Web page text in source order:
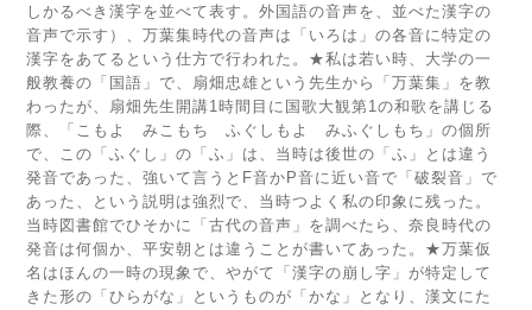
しかるべき漢字を並べて表す。外国語の音声を、並べた漢字の
音声で示す）、万葉集時代の音声は「いろは」の各音に特定の
漢字をあてるという仕方で行われた。★私は若い時、大学の一
般教養の「国語」で、扇畑忠雄という先生から「万葉集」を教
わったが、扇畑先生開講1時間目に国歌大観第1の和歌を講じる
際、「こもよ みこもち ふぐしもよ みふぐしもち」の個所
で、この「ふぐし」の「ふ」は、当時は後世の「ふ」とは違う
発音であった、強いて言うとF音かP音に近い音で「破裂音」で
あった、という説明は強烈で、当時つよく私の印象に残った。
当時図書館でひそかに「古代の音声」を調べたら、奈良時代の
発音は何個か、平安朝とは違うことが書いてあった。★万葉仮
名はほんの一時の現象で、やがて「漢字の崩し字」が特定して
きた形の「ひらがな」というものが「かな」となり、漢文にた